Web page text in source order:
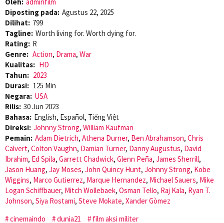
Diposting pada: Agustus 22, 2025
Dilihat: 799
Tagline: Worth living for. Worth dying for.
Rating: R
Genre: Action, Drama, War
Kualitas: HD
Tahun: 2023
Durasi: 125 Min
Negara: USA
Rilis: 30 Jun 2023
Bahasa: English, Español, Tiếng Việt
Direksi: Johnny Strong, William Kaufman
Pemain: Adam Dietrich, Athena Durner, Ben Abrahamson, Chris
Calvert, Colton Vaughn, Damian Turner, Danny Augustus, David
Ibrahim, Ed Spila, Garrett Chadwick, Glenn Peña, James Sherrill,
Jason Huang, Jay Moses, John Quincy Hunt, Johnny Strong, Kobe
Wiggins, Marco Gutierrez, Marque Hernandez, Michael Sauers, Mike
Logan Schiffbauer, Mitch Wollebaek, Osman Tello, Raj Kala, Ryan T.
Johnson, Siya Rostami, Steve Mokate, Xander Gòmez
cinemaindo
dunia21 film aksi militer